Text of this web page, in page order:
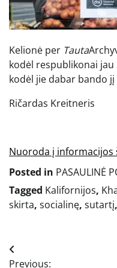
Kelionė per Tauta
kodėl respublikonai
kodėl jie dabar bando
Ričardas Kreitneris
Nuoroda į informacijos
Posted in PASAULINĖ
Tagged Kalifornijos,
skirta, socialinę, sutartį,
Navigacija
Previous: